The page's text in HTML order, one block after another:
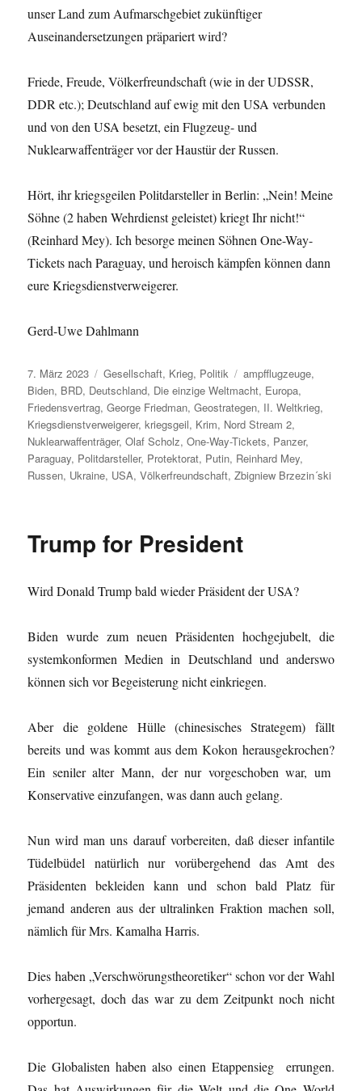
unser Land zum Aufmarschgebiet zukünftiger
Auseinandersetzungen präpariert wird?
Friede, Freude, Völkerfreundschaft (wie in der UDSSR,
DDR etc.); Deutschland auf ewig mit den USA verbunden
und von den USA besetzt, ein Flugzeug- und
Nuklearwaffenträger vor der Haustür der Russen.
Hört, ihr kriegsgeilen Politdarsteller in Berlin: „Nein! Meine
Söhne (2 haben Wehrdienst geleistet) kriegt Ihr nicht!“
(Reinhard Mey). Ich besorge meinen Söhnen One-Way-
Tickets nach Paraguay, und heroisch kämpfen können dann
eure Kriegsdienstverweigerer.
Gerd-Uwe Dahlmann
Veröffentlicht
am
7. März 2023 Kategorien
Gesellschaft, Krieg, Politik Schlagwörter
ampfflugzeuge,
Biden, BRD, Deutschland, Die einzige Weltmacht, Europa,
Friedensvertrag,George Friedman,Geostrategen, II. Weltkrieg,
Kriegsdienstverweigerer,kriegsgeil, Krim, Nord Stream 2,
Nuklearwaffenträger,Olaf Scholz,One-Way-Tickets, Panzer,
Paraguay, Politdarsteller, Protektorat, Putin, Reinhard Mey,
Russen, Ukraine, USA,Völkerfreundschaft,Zbigniew Brzezin´ski
Trump for President
Wird Donald Trump bald wieder Präsident der USA?
Biden wurde zum neuen Präsidenten hochgejubelt, die
systemkonformen Medien in Deutschland und anderswo
können sich vor Begeisterung nicht einkriegen.
Aber die goldene Hülle (chinesisches Strategem) fällt
bereits und was kommt aus dem Kokon herausgekrochen?
Ein seniler alter Mann, der nur vorgeschoben war, um
Konservative einzufangen, was dann auch gelang.
Nun wird man uns darauf vorbereiten, daß dieser infantile
Tüdelbüdel natürlich nur vorübergehend das Amt des
Präsidenten bekleiden kann und schon bald Platz für
jemand anderen aus der ultralinken Fraktion machen soll,
nämlich für Mrs. Kamalha Harris.
Dies haben „Verschwörungstheoretiker“ schon vor der Wahl
vorhergesagt, doch das war zu dem Zeitpunkt noch nicht
opportun.
Die Globalisten haben also einen Etappensieg errungen.